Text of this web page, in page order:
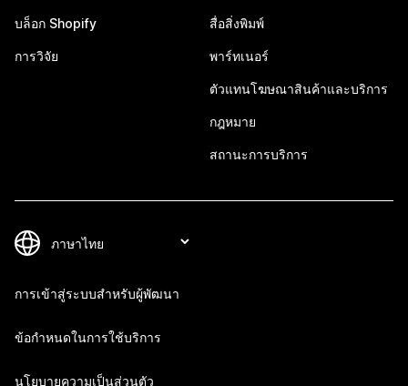
บล็อก Shopify
การวิจัย
สื่อสิ่งพิมพ์
พาร์ทเนอร์
ตัวแทนโฆษณาสินค้าและบริการ
กฎหมาย
สถานะการบริการ
การเข้าสู่ระบบสำหรับผู้พัฒนา
ข้อกำหนดในการใช้บริการ
นโยบายความเป็นส่วนตัว